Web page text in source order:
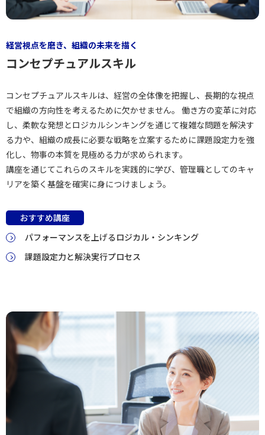
経営視点を磨き、組織の未来を描く
コンセプチュアルスキル
コンセプチュアルスキルは、経営の全体像を把握し、長期的な視点
で組織の方向性を考えるために欠かせません。 働き方の変革に対応
し、柔軟な発想とロジカルシンキングを通じて複雑な問題を解決す
る力や、組織の成長に必要な戦略を立案するために課題設定力を強
化し、物事の本質を見極める力が求められます。
講座を通じてこれらのスキルを実践的に学び、管理職としてのキャ
リアを築く基盤を確実に身につけましょう。
おすすめ講座
パフォーマンスを上げるロジカル・シンキング
課題設定力と解決実行プロセス